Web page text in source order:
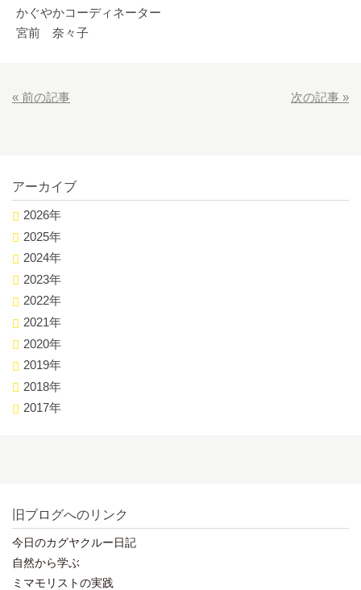
かぐやかコーディネーター
宮前 奈々子
« 前の記事 次の記事 »
アーカイブ
2026年
2025年
2024年
2023年
2022年
2021年
2020年
2019年
2018年
2017年
旧ブログへのリンク
今日のカグヤクルー日記
自然から学ぶ
ミマモリストの実践